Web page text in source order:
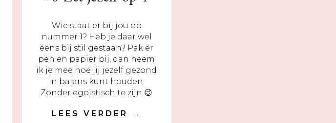
Wie staat er bij jou op
nummer 1? Heb je daar wel
eens bij stil gestaan? Pak er
pen en papier bij, dan neem
ik je mee hoe jij jezelf gezond
in balans kunt houden.
Zonder egoïstisch te zijn 😉
LEES VERDER →